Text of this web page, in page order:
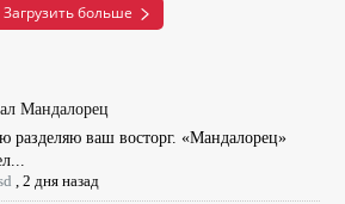
Загрузить больше
Мандалорец
разделяю ваш восторг. «Мандалорец»
,2 дня назад